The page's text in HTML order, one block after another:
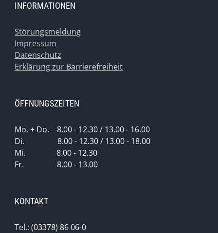
INFORMATIONEN
Störungsmeldung
Impressum
Datenschutz
Erklärung zur Barrierefreiheit
ÖFFNUNGSZEITEN
Mo. + Do. 8.00 - 12.30 / 13.00 - 16.00
Di. 8.00 - 12.30 / 13.00 - 18.00
Mi. 8.00 - 12.30
Fr. 8.00 - 13.00
KONTAKT
Tel.: (03378) 86 06-0